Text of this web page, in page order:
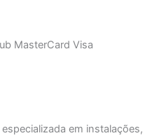
MasterCard Visa
especializada em instalações,